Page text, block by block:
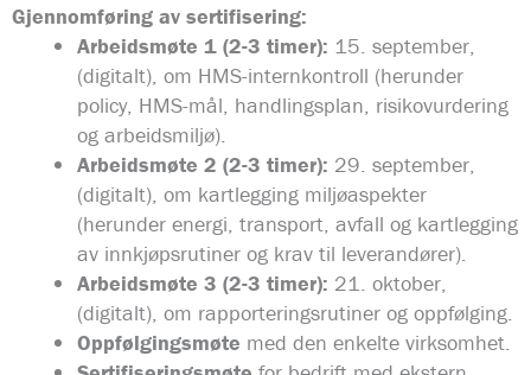
Gjennomføring av sertifisering:
Arbeidsmøte 1 (2-3 timer): 15. september,
(digitalt), om HMS-internkontroll (herunder
policy, HMS-mål, handlingsplan, risikovurdering
og arbeidsmiljø).
Arbeidsmøte 2 (2-3 timer): 29. september,
(digitalt), om kartlegging miljøaspekter
(herunder energi, transport, avfall og kartlegging
av innkjøpsrutiner og krav til leverandører).
Arbeidsmøte 3 (2-3 timer): 21. oktober,
(digitalt), om rapporteringsrutiner og oppfølging.
Oppfølgingsmøte med den enkelte virksomhet.